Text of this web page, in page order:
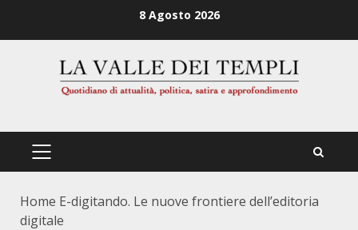
8 Agosto 2026
PRIMÄRES
Home E-digitando. Le nuove frontiere dell’editoria
digitale